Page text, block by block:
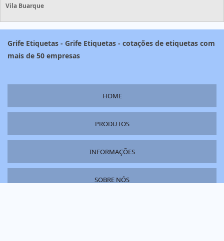
Vila Buarque
Grife Etiquetas - Grife Etiquetas - cotações de etiquetas com
mais de 50 empresas
HOME
PRODUTOS
INFORMAÇÕES
SOBRE NÓS